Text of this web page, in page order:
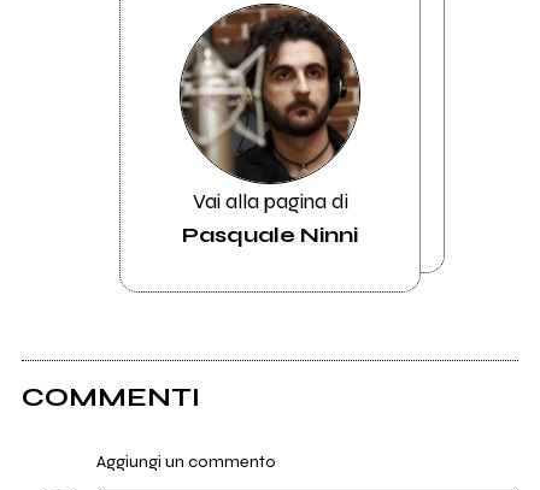
Vai alla pagina di
Pasquale Ninni
COMMENTI
Aggiungi un commento